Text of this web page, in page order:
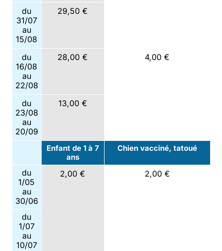
du
31/07
au
15/08
29,50 €
du
16/08
au
22/08
28,00 € 4,00 €
du
23/08
au
20/09
13,00 €
Enfant de 1 à 7
ans
Chien vacciné, tatoué
du
1/05
au
30/06
2,00 € 2,00 €
du
1/07
au
10/07